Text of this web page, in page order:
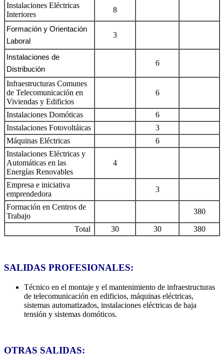
Instalaciones Eléctricas
Interiores
8
Formación y Orientación
Laboral
3
Instalaciones de
Distribución
6
Infraestructuras Comunes
de Telecomunicación en
Viviendas y Edificios
6
Instalaciones Domóticas
6
Instalaciones Fotovoltáicas
3
Máquinas Eléctricas
6
Instalaciones Eléctricas y
Automáticas en las
Energías Renovables
4
Empresa e iniciativa
emprendedora
3
Formación en Centros de
Trabajo
380
Total 30 30 380
SALIDAS PROFESIONALES:
Técnico en el montaje y el mantenimiento de infraestructuras
de telecomunicación en edificios, máquinas eléctricas,
sistemas automatizados, instalaciones eléctricas de baja
tensión y sistemas domóticos.
OTRAS SALIDAS: